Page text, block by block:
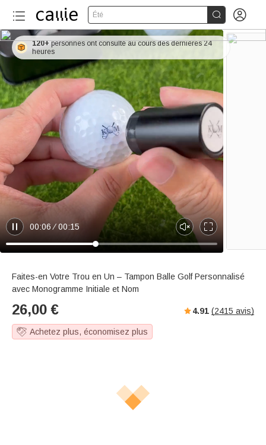
Été  
P
a
e
00:06 00:15
U
n
t
E
n
e
u
120+personnes ont consulté au cours des dernières 24
heures
Faites-en Votre Trou en Un – Tampon Balle Golf Personnalisé
avec Monogramme Initiale et Nom
26,00 € 4.91 (2415 avis)
Achetez plus, économisez plus